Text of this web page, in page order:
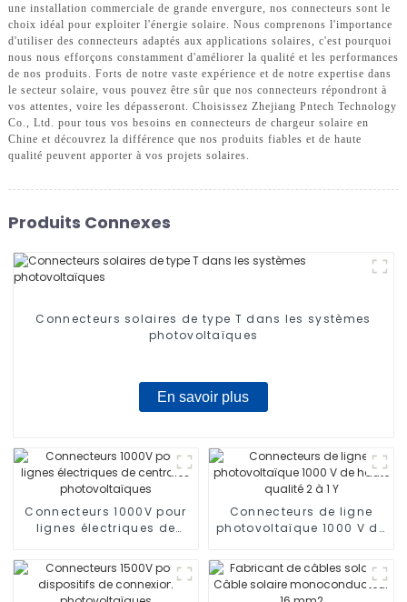
une installation commerciale de grande envergure, nos connecteurs sont le
choix idéal pour exploiter l'énergie solaire. Nous comprenons l'importance
d'utiliser des connecteurs adaptés aux applications solaires, c'est pourquoi
nous nous efforçons constamment d'améliorer la qualité et les performances
de nos produits. Forts de notre vaste expérience et de notre expertise dans
le secteur solaire, vous pouvez être sûr que nos connecteurs répondront à
vos attentes, voire les dépasseront. Choisissez Zhejiang Pntech Technology
Co., Ltd. pour tous vos besoins en connecteurs de chargeur solaire en
Chine et découvrez la différence que nos produits fiables et de haute
qualité peuvent apporter à vos projets solaires.
Produits Connexes
Connecteurs solaires de type T dans les systèmes
photovoltaïques
En savoir plus
Connecteurs 1000V pour
lignes électriques de
photovoltaïques
Connecteurs de ligne
photovoltaïque 1000 V de